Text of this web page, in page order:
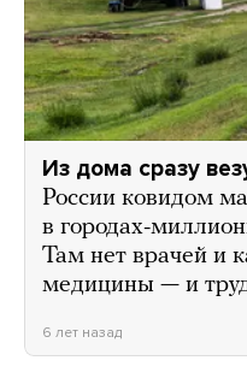
Из дома сразу
России ковидом
в городах-
Там нет врачей и
медицины — и
6 лет назад